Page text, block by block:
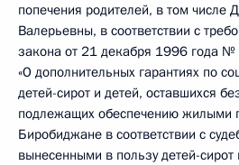
попечения родителей, в том числе
Валерьевны, в соответствии с
закона от 21 декабря 1996 года
«О дополнительных гарантиях по
детей-сирот и детей, оставшихся
подлежащих обеспечению жилыми
Биробиджане в соответствии с
вынесенными в пользу детей-сирот